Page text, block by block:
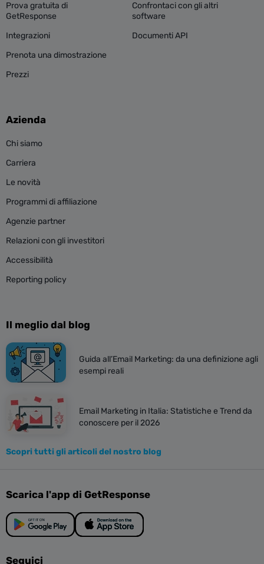
Prova gratuita di
GetResponse
Integrazioni
Prenota una dimostrazione
Prezzi
Confrontaci con gli altri
software
Documenti API
Azienda
Chi siamo
Carriera
Le novità
Programmi di affiliazione
Agenzie partner
Relazioni con gli investitori
Accessibilità
Reporting policy
Il meglio dal blog
Guida all’Email Marketing: da una definizione agli
esempi reali
Email Marketing in Italia: Statistiche e Trend da
conoscere per il 2026
Scopri tutti gli articoli del nostro blog
Scarica l'app di GetResponse
Seguici